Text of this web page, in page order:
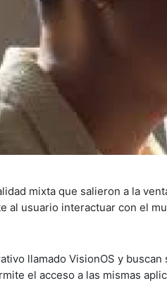
mixta que salieron a la
al usuario interactuar con el
llamado VisionOS y
el acceso a las mismas